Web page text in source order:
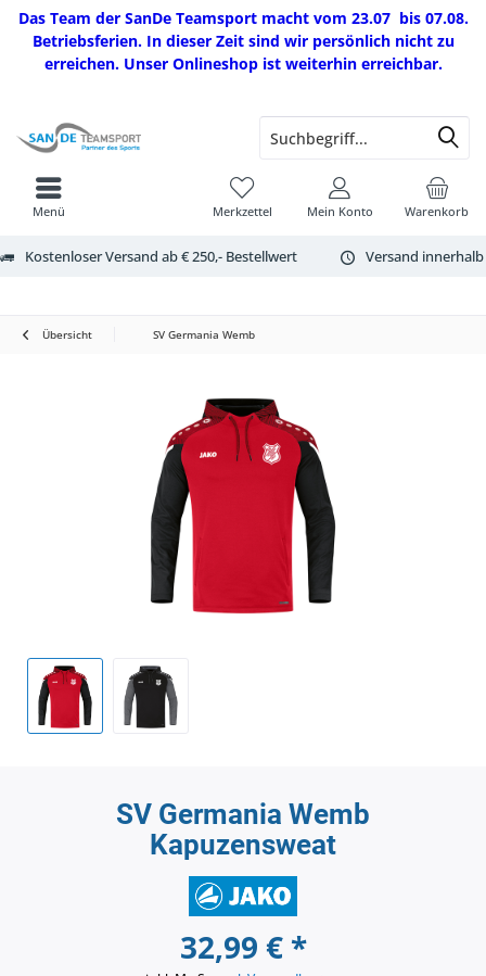
Das Team der SanDe Teamsport macht vom 23.07 bis 07.08.
Betriebsferien. In dieser Zeit sind wir persönlich nicht zu
erreichen. Unser Onlineshop ist weiterhin erreichbar.
Kostenloser Versand ab € 250,- Bestellwert Versand
Warenkorb
Merkzettel Mein Konto
Menü
Übersicht SV Germania Wemb
SV Germania Wemb
Kapuzensweat
32,99 € *